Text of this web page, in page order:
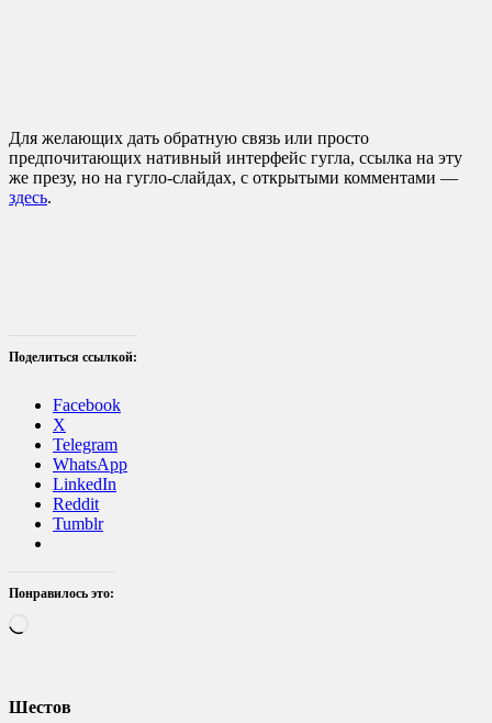
Для желающих дать обратную связь или просто
предпочитающих нативный интерфейс гугла, ссылка на эту
же презу, но на гугло-слайдах, с открытыми комментами —
здесь.
Поделиться ссылкой:
Facebook
X
Telegram
WhatsApp
LinkedIn
Reddit
Tumblr
Понравилось это:
Шестов